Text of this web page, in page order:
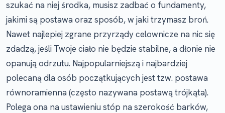
szukać na niej środka, musisz zadbać o fundamenty,
jakimi są postawa oraz sposób, w jaki trzymasz broń.
Nawet najlepiej zgrane przyrządy celownicze na nic się
zdadzą, jeśli Twoje ciało nie będzie stabilne, a dłonie nie
opanują odrzutu. Najpopularniejszą i najbardziej
polecaną dla osób początkujących jest tzw. postawa
równoramienna (często nazywana postawą trójkąta).
Polega ona na ustawieniu stóp na szerokość barków,